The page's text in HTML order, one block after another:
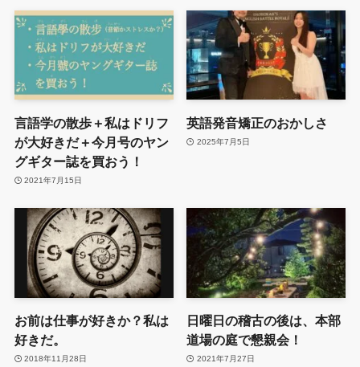
言語学の散歩＋私はドリフ
が大好きだ＋今月号のヤン
グギター誌を買おう！
2021年7月15日
英語発音矯正のおかしさ
2025年7月5日
お前は仕事が好きか？私は
好きだ。
2018年11月28日
日曜日の稽古の後は、本部
道場の庭で懇親会！
2021年7月27日